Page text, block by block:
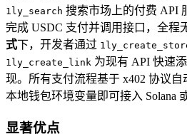
1ly_search 搜索市场上的付费 API
完成 USDC 支付并调用接口，全程
式下，开发者通过
1ly_create_link 为现有 API 快速
现。所有支付流程基于 x402 协议自
本地钱包环境变量即可接入 Solana
显著优点